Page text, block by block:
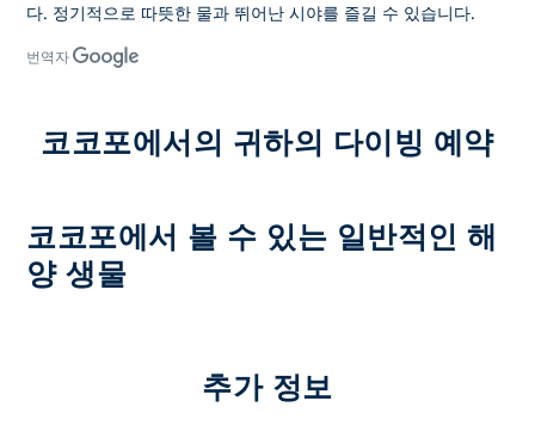
다. 정기적으로 따뜻한 물과 뛰어난 시야를 즐길 수 있습니다.
번역자
코코포에서의 귀하의 다이빙 예약
코코포에서 볼 수 있는 일반적인 해
양 생물
추가 정보